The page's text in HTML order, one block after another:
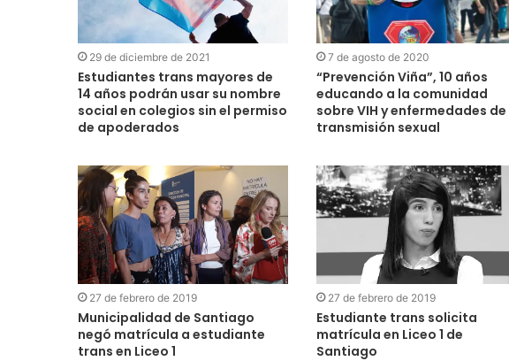
29 de diciembre de 2021
Estudiantes trans mayores de
14 años podrán usar su nombre
social en colegios sin el permiso
de apoderados
7 de agosto de 2020
“Prevención Viña”, 10 años
educando a la comunidad
sobre VIH y enfermedades de
transmisión sexual
27 de febrero de 2019
Municipalidad de Santiago
negó matrícula a estudiante
trans en Liceo 1
27 de febrero de 2019
Estudiante trans solicita
matrícula en Liceo 1 de
Santiago